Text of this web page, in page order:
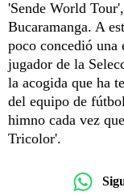
'Sende World
Bucaramanga. A
poco concedió
jugador de la
la acogida que ha
del equipo de
himno cada vez
Tricolor'.